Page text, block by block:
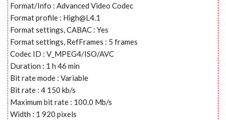
Format/Info : Advanced Video Codec
Format profile : High@L4.1
Format settings, CABAC : Yes
Format settings, RefFrames : 5 frames
Codec ID : V_MPEG4/ISO/AVC
Duration : 1 h 46 min
Bit rate mode : Variable
Bit rate : 4 150 kb/s
Maximum bit rate : 100.0 Mb/s
Width : 1 920 pixels